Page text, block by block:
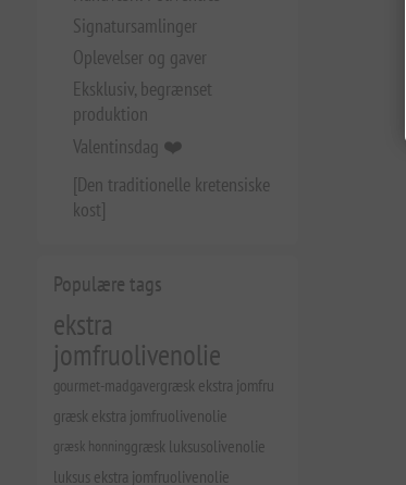
Signatursamlinger
Oplevelser og gaver
Eksklusiv, begrænset
produktion
Valentinsdag ❤️
[Den traditionelle kretensiske
kost]
Populære tags
ekstra
jomfruolivenolie
gourmet-madgavergræsk ekstra jomfru
græsk ekstra jomfruolivenolie
græsk honninggræsk luksusolivenolie
luksus ekstra jomfruolivenolie